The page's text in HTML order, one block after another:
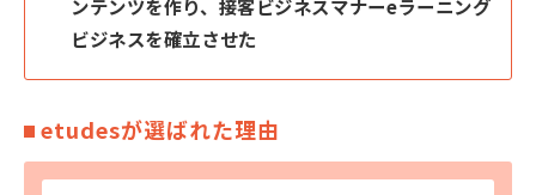
ンテンツを作り、接客ビジネスマナーeラーニング
ビジネスを確立させた
etudesが選ばれた理由